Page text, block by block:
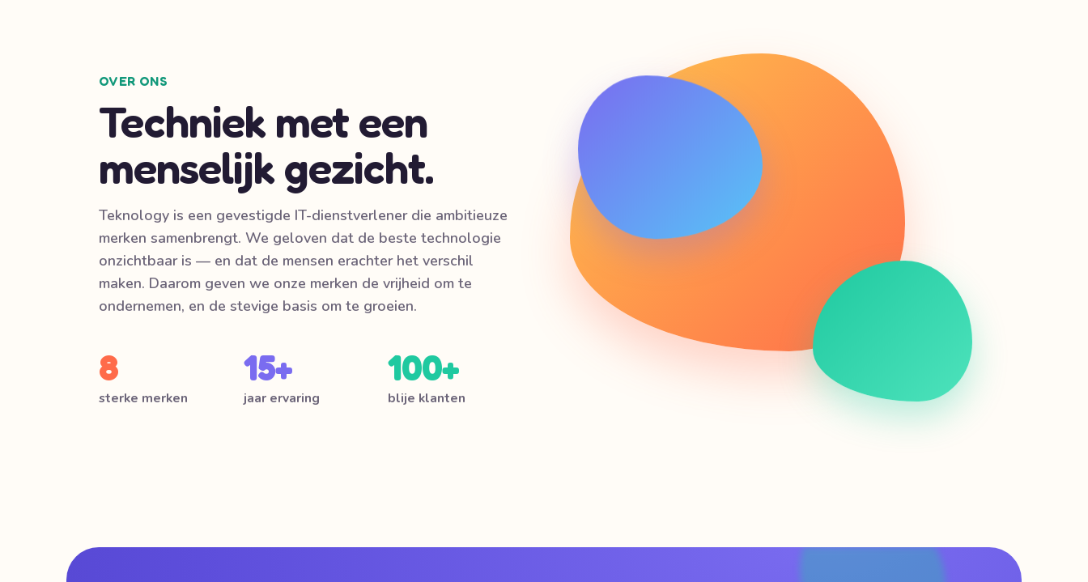
OVER ONS
Techniek met een
menselijk gezicht.
Teknology is een gevestigde IT-dienstverlener die ambitieuze
merken samenbrengt. We geloven dat de beste technologie
onzichtbaar is — en dat de mensen erachter het verschil
maken. Daarom geven we onze merken de vrijheid om te
ondernemen, en de stevige basis om te groeien.
8
sterke merken
15+
jaar ervaring
100+
blije klanten